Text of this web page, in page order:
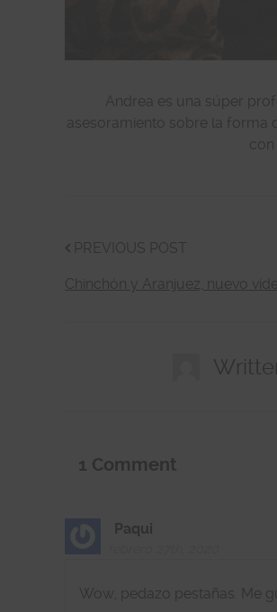
Andrea es una súper
asesoramiento sobre la forma
PREVIOUS POST
Chinchón y Aranjuez, nuevo
1 Comment
Paqui
Wow, pedazo pestañas. Me